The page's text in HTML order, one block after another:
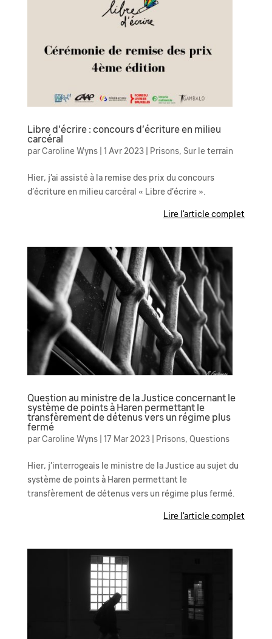
Libre d’écrire : concours d’écriture en milieu
carcéral
parCaroline Wyns| 1 Avr 2023| Prisons, Sur le terrain
Hier, j’ai assisté à la remise des prix du concours
d’écriture en milieu carcéral « Libre d’écrire ».
Lire l'article complet
Question au ministre de la Justice concernant le
système de points à Haren permettant le
transfèrement de détenus vers un régime plus
fermé
parCaroline Wyns| 17 Mar 2023| Prisons, Questions
Hier, j’interrogeais le ministre de la Justice au sujet du
système de points à Haren permettant le
transfèrement de détenus vers un régime plus fermé.
Lire l'article complet